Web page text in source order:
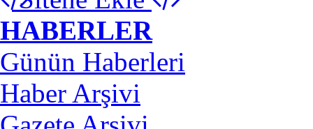
HABERLER
Günün Haberleri
Haber Arşivi